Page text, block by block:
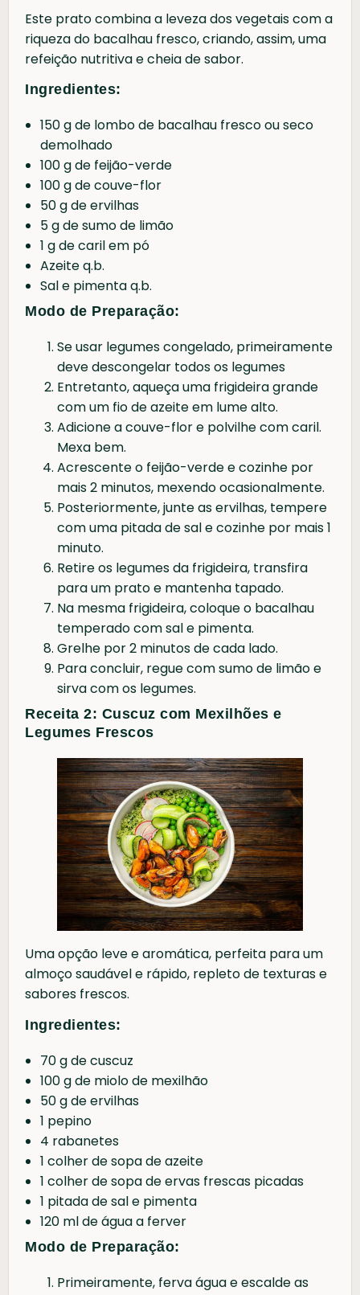
Este prato combina a leveza dos vegetais com a
riqueza do bacalhau fresco, criando, assim, uma
refeição nutritiva e cheia de sabor.
Ingredientes:
150 g de lombo de bacalhau fresco ou seco
demolhado
100 g de feijão-verde
100 g de couve-flor
50 g de ervilhas
5 g de sumo de limão
1 g de caril em pó
Azeite q.b.
Sal e pimenta q.b.
Modo de Preparação:
Se usar legumes congelado, primeiramente
deve descongelar todos os legumes
Entretanto, aqueça uma frigideira grande
com um fio de azeite em lume alto.
Adicione a couve-flor e polvilhe com caril.
Mexa bem.
Acrescente o feijão-verde e cozinhe por
mais 2 minutos, mexendo ocasionalmente.
Posteriormente, junte as ervilhas, tempere
com uma pitada de sal e cozinhe por mais 1
minuto.
Retire os legumes da frigideira, transfira
para um prato e mantenha tapado.
Na mesma frigideira, coloque o bacalhau
temperado com sal e pimenta.
Grelhe por 2 minutos de cada lado.
Para concluir, regue com sumo de limão e
sirva com os legumes.
Receita 2: Cuscuz com Mexilhões e
Legumes Frescos
Uma opção leve e aromática, perfeita para um
almoço saudável e rápido, repleto de texturas e
sabores frescos.
Ingredientes:
70 g de cuscuz
100 g de miolo de mexilhão
50 g de ervilhas
1 pepino
4 rabanetes
1 colher de sopa de azeite
1 colher de sopa de ervas frescas picadas
1 pitada de sal e pimenta
120 ml de água a ferver
Modo de Preparação:
Primeiramente, ferva água e escalde as